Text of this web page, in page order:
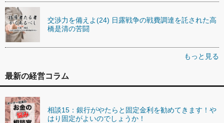
交渉力を備えよ(24) 日露戦争の戦費調達を託された高
橋是清の苦闘
もっと見る
最新の経営コラム
相談15：銀行がやたらと固定金利を勧めてきます！や
はり固定がよいのでしょうか！